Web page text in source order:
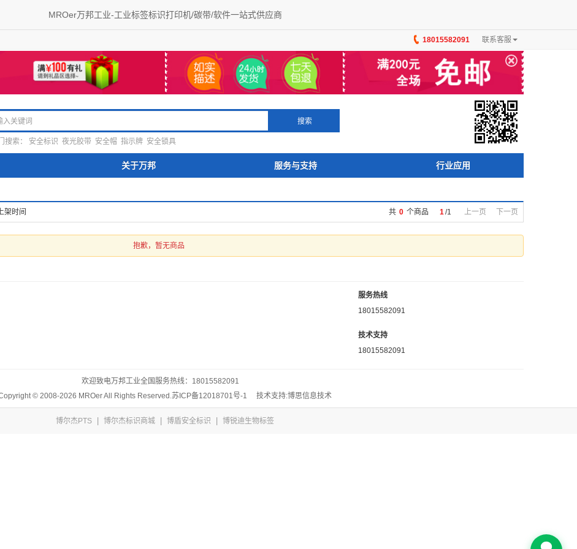
MROer万邦工业-工业标签标识打印机/碳带/软件一站式供应商
18015582091 联系客服
×
搜索
搜索： 安全标识 夜光胶带 安全帽 指示牌 安全锁具
关于万邦 服务与支持 行业应用
上架时间 共 0 个商品 1 /1 上一页 下一页
抱歉，暂无商品
服务热线
18015582091
技术支持
18015582091
欢迎致电万邦工业全国服务热线： 18015582091
© 2008-2026 MROer All Rights Reserved. 苏ICP备12018701号-1 技术支持:博思信息技术
博尔杰PTS 博尔杰标识商城 博盾安全标识 博锐迪生物标签